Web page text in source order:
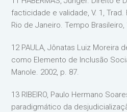
facticidade e validade, V. 1,
Rio de Janeiro. Tempo Brasileiro,
12 PAULA, Jônatas Luiz Moreira
como Elemento de Inclusão
Manole. 2002, p. 87.
13 RIBEIRO, Paulo Hermano
paradigmático da